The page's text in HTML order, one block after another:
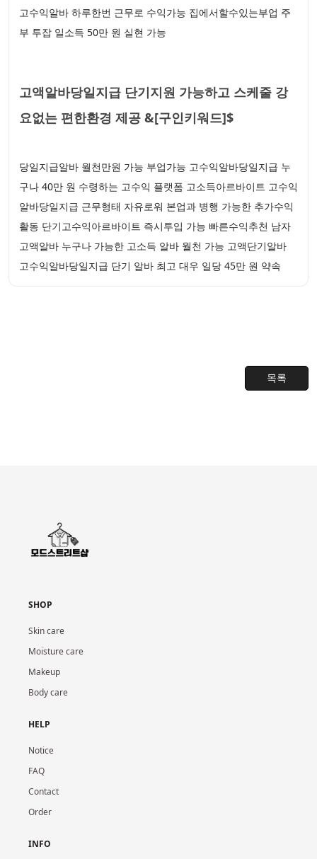
고수익알바 하루한번 근무로 수익가능 집에서할수있는부업 주
부 투잡 일소득 50만 원 실현 가능
고액알바당일지급 단기지원 가능하고 스케줄 강
요없는 편한환경 제공 &[구인키워드]$
당일지급알바 월천만원 가능 부업가능 고수익알바당일지급 누
구나 40만 원 수령하는 고수익 플랫폼 고소득아르바이트 고수익
알바당일지급 근무형태 자유로워 본업과 병행 가능한 추가수익
활동 단기고수익아르바이트 즉시투입 가능 빠른수익추천 남자
고액알바 누구나 가능한 고소득 알바 월천 가능 고액단기알바
고수익알바당일지급 단기 알바 최고 대우 일당 45만 원 약속
목록
SHOP
Skin care
Moisture care
Makeup
Body care
HELP
Notice
FAQ
Contact
Order
INFO